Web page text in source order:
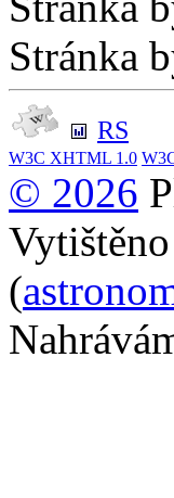
Stránka
RS
W3C XHTML 1.0
© 2026
(